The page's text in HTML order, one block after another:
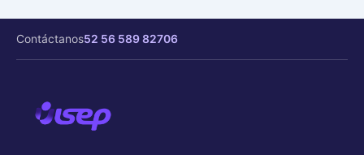
Contáctanos52 56 589 82706